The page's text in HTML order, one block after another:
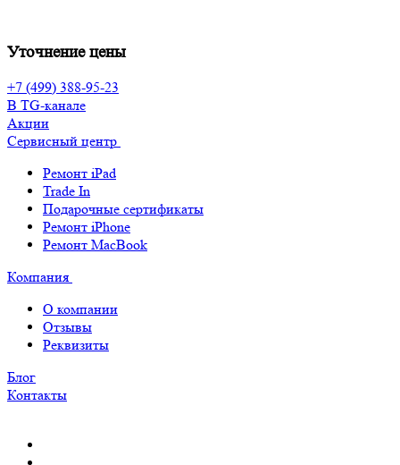
Уточнение цены
+7 (499) 388-95-23
В TG-канале
Акции
Сервисный центр
Ремонт iPad
Trade In
Подарочные сертификаты
Ремонт iPhone
Ремонт MacBook
Компания
О компании
Отзывы
Реквизиты
Блог
Контакты